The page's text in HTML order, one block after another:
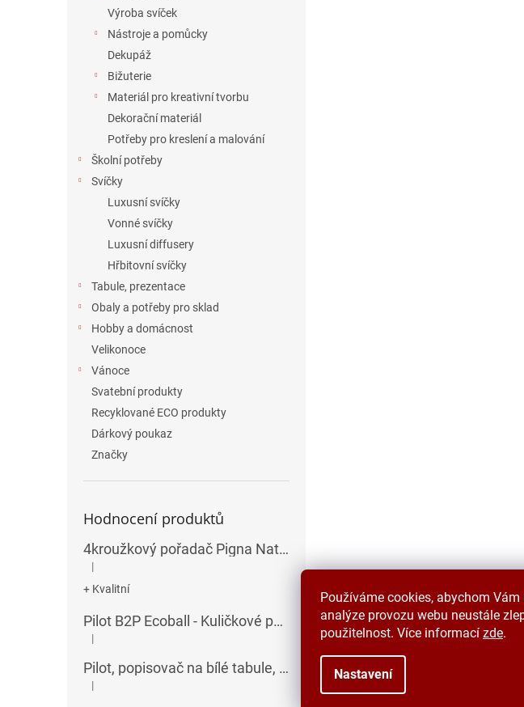
Používáme cookies, abychom
analýze provozu webu neustále
použitelnost. Více informací zde.
Nastavení
Výroba svíček
Nástroje a pomůcky
Dekupáž
Bižuterie
Materiál pro kreativní tvorbu
Dekorační materiál
Potřeby pro kreslení a malování
Školní potřeby
Svíčky
Luxusní svíčky
Vonné svíčky
Luxusní diffusery
Hřbitovní svíčky
Tabule, prezentace
Obaly a potřeby pro sklad
Hobby a domácnost
Velikonoce
Vánoce
Svatební produkty
Recyklované ECO produkty
Dárkový poukaz
Značky
Hodnocení produktů
4kroužkový pořadač Pigna Nature Flowers - A4, 35 mm, mix motivů
Hodnocení produktu je 5 z 5 hvězdiček.
|
+ Kvalitní
Pilot B2P Ecoball - Kuličkové pero
Hodnocení produktu je 5 z 5 hvězdiček.
|
Pilot, popisovač na bílé tabule, seříznutý hrot, V-Board Master Chisel
Hodnocení produktu je 5 z 5 hvězdiček.
|